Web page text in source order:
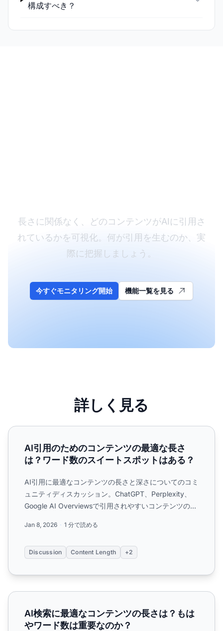
構成すべき？
長さに関係なく、どのコンテンツがAIに引用さ
れているかを可視化。何が引用を生むのか、実
際に把握しましょう。
今すぐモニタリング開始 機能一覧を見る
詳しく見る
AI引用のためのコンテンツの最適な長さは？ワード数のス
AI引用のためのコンテンツの最適な長さ
は？ワード数のスイートスポットはある？
AI引用に最適なコンテンツの長さと深さについてのコミ
ュニティディスカッション。ChatGPT、Perplexity、
Google AI Overviewsで引用されやすいコンテンツの実
Jan 8, 2026 1 分で読める
Discussion Content Length +2
AI検索に最適なコンテンツの長さは？もはやワード数は重
AI検索に最適なコンテンツの長さは？もは
やワード数は重要なのか？